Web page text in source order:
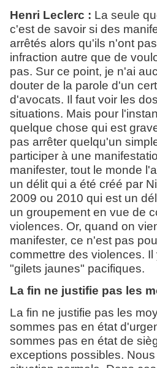
Henri Leclerc : La seule
c'est de savoir si des
arrêtés alors qu'ils n'ont
infraction autre que de
pas. Sur ce point, je n'ai
douter de la parole d'un
d'avocats. Il faut voir les
situations. Mais pour
quelque chose qui est
pas arrêter quelqu'un
participer à une
manifester, tout le monde
un délit qui a été créé par
2009 ou 2010 qui est un
un groupement en vue de
violences. Or, quand on
manifester, ce n'est pas
commettre des violences.
"gilets jaunes" pacifiques.
La fin ne justifie pas les
La fin ne justifie pas les
sommes pas en état
sommes pas en état de
exceptions possibles.